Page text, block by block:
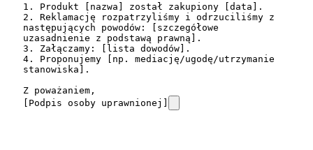
1. Produkt [nazwa] został zakupiony [data].
2. Reklamację rozpatrzyliśmy i odrzuciliśmy z
następujących powodów: [szczegółowe
uzasadnienie z podstawą prawną].
3. Załączamy: [lista dowodów].
4. Proponujemy [np. mediację/ugodę/utrzymanie
stanowiska].
Z poważaniem,
[Podpis osoby uprawnionej]